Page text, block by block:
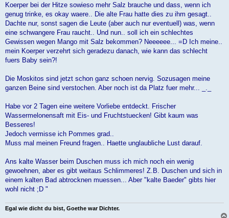
Koerper bei der Hitze sowieso mehr Salz brauche und dass, wenn ich
genug trinke, es okay waere.. Die alte Frau hatte dies zu ihm gesagt..
Dachte nur, sonst sagen die Leute (aber auch nur eventuell) was, wenn
eine schwangere Frau raucht.. Und nun.. soll ich ein schlechtes
Gewissen wegen Mango mit Salz bekommen? Neeeeee... =D Ich meine..
mein Koerper verzehrt sich geradezu danach, wie kann das schlecht
fuers Baby sein?!
Die Moskitos sind jetzt schon ganz schoen nervig. Sozusagen meine
ganzen Beine sind verstochen. Aber noch ist da Platz fuer mehr... _._
Habe vor 2 Tagen eine weitere Vorliebe entdeckt. Frischer
Wassermelonensaft mit Eis- und Fruchtstuecken! Gibt kaum was
Besseres!
Jedoch vermisse ich Pommes grad..
Muss mal meinen Freund fragen.. Haette unglaubliche Lust darauf.
Ans kalte Wasser beim Duschen muss ich mich noch ein wenig
gewoehnen, aber es gibt weitaus Schlimmeres! Z.B. Duschen und sich in
einem kalten Bad abtrocknen muessen... Aber "kalte Baeder" gibts hier
wohl nicht ;D "
Egal wie dicht du bist, Goethe war Dichter.